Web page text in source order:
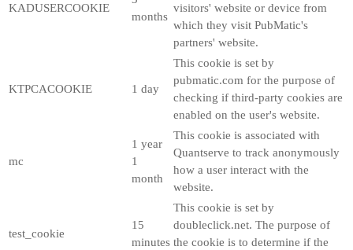
KADUSERCOOKIE
months
visitors' website or device from
which they visit PubMatic's
partners' website.
KTPCACOOKIE 1 day
This cookie is set by
pubmatic.com for the purpose of
checking if third-party cookies are
enabled on the user's website.
mc
1 year
1
month
This cookie is associated with
Quantserve to track anonymously
how a user interact with the
website.
test_cookie
15
minutes
This cookie is set by
doubleclick.net. The purpose of
the cookie is to determine if the